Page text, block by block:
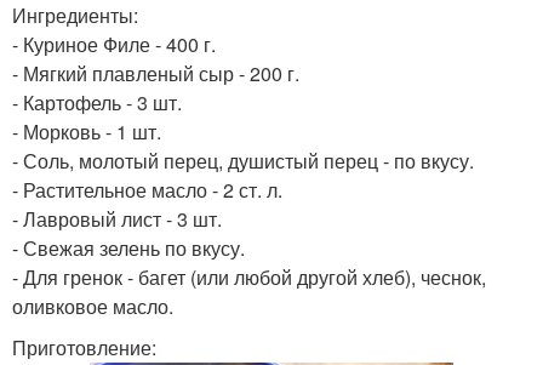
Ингредиенты:
- Куриное Филе - 400 г.
- Мягкий плавленый сыр - 200 г.
- Картофель - 3 шт.
- Морковь - 1 шт.
- Соль, молотый перец, душистый перец - по вкусу.
- Растительное масло - 2 ст. л.
- Лавровый лист - 3 шт.
- Свежая зелень по вкусу.
- Для гренок - багет (или любой другой хлеб), чеснок,
оливковое масло.
Приготовление: